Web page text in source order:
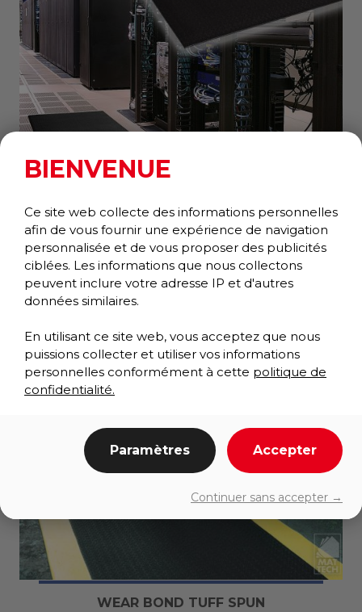
COMFORT KING ANTISTATIQUE
Anti-fatigue
Collection Confort +
WEAR BOND TUFF SPUN
BIENVENUE
Ce site web collecte des informations personnelles
afin de vous fournir une expérience de navigation
personnalisée et de vous proposer des publicités
ciblées. Les informations que nous collectons
peuvent inclure votre adresse IP et d'autres
données similaires.
En utilisant ce site web, vous acceptez que nous
puissions collecter et utiliser vos informations
personnelles conformément à cette politique de
confidentialité.
Paramètres Accepter
Continuer sans accepter →